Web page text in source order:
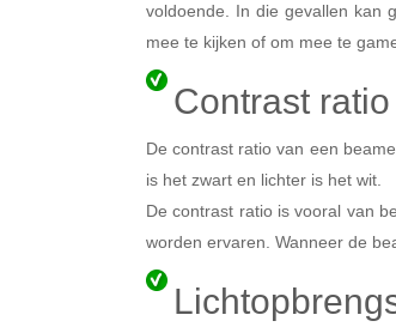
voldoende. In die gevallen kan
mee te kijken of om mee te
Contrast ratio
De contrast ratio van een
is het zwart en lichter is het wit.
De contrast ratio is vooral van
worden ervaren. Wanneer de